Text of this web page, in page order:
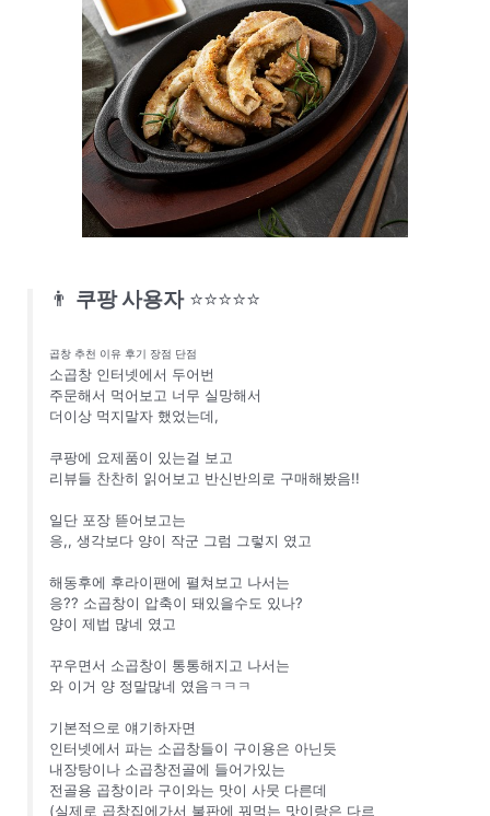
👨 쿠팡 사용자 ⭐⭐⭐⭐⭐
곱창 추천 이유 후기 장점 단점
소곱창 인터넷에서 두어번
주문해서 먹어보고 너무 실망해서
더이상 먹지말자 했었는데,
쿠팡에 요제품이 있는걸 보고
리뷰들 찬찬히 읽어보고 반신반의로 구매해봤음!!
일단 포장 뜯어보고는
응,, 생각보다 양이 작군 그럼 그렇지 였고
해동후에 후라이팬에 펼쳐보고 나서는
응?? 소곱창이 압축이 돼있을수도 있나?
양이 제법 많네 였고
꾸우면서 소곱창이 통통해지고 나서는
와 이거 양 정말많네 였음ㅋㅋㅋ
기본적으로 얘기하자면
인터넷에서 파는 소곱창들이 구이용은 아닌듯
내장탕이나 소곱창전골에 들어가있는
전골용 곱창이라 구이와는 맛이 사뭇 다른데
(실제로 곱창집에가서 불판에 꿔먹는 맛이랑은 다르